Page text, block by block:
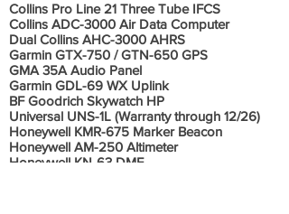
Collins Pro Line 21 Three Tube IFCS
Collins ADC-3000 Air Data Computer
Dual Collins AHC-3000 AHRS
Garmin GTX-750 / GTN-650 GPS
GMA 35A Audio Panel
Garmin GDL-69 WX Uplink
BF Goodrich Skywatch HP
Universal UNS-1L (Warranty through 12/26)
Honeywell KMR-675 Marker Beacon
Honeywell AM-250 Altimeter
Honeywell KN-63 DME